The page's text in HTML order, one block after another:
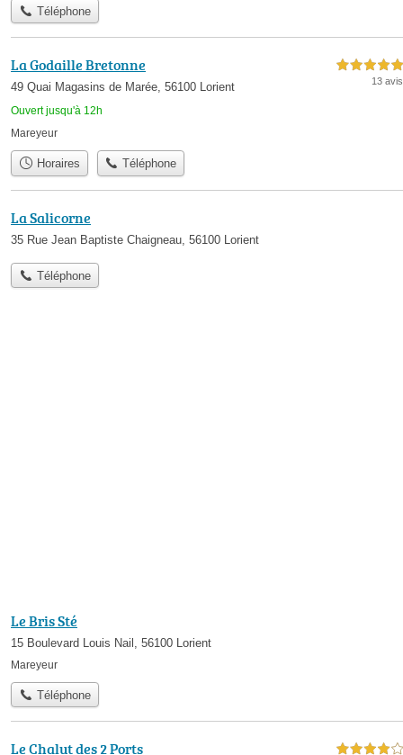
Téléphone
La Godaille Bretonne
49 Quai Magasins de Marée, 56100 Lorient
Ouvert jusqu'à 12h
5,0 étoiles sur 5
13 avis
Mareyeur
Horaires Téléphone
La Salicorne
35 Rue Jean Baptiste Chaigneau, 56100 Lorient
Téléphone
Le Bris Sté
15 Boulevard Louis Nail, 56100 Lorient
Mareyeur
Téléphone
Le Chalut des 2 Ports 4,0 étoiles sur 5